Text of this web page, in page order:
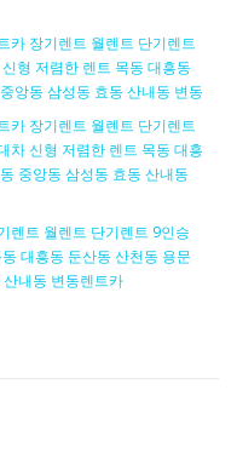
카 장기렌트 월렌트 단기렌트
형 저렴한 렌트 목동 대흥동
앙동 삼성동 효동 산내동 변동
카 장기렌트 월렌트 단기렌트
차 신형 저렴한 렌트 목동 대흥
중앙동 삼성동 효동 산내동
렌트 월렌트 단기렌트 9인승
대흥동 둔산동 산천동 용문
내동 변동렌트카